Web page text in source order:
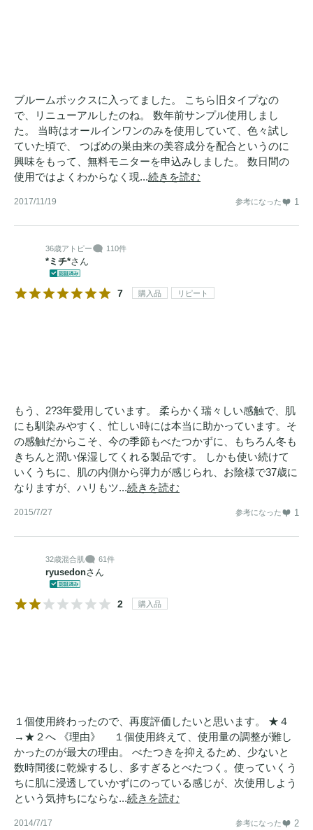
ブルームボックスに入ってました。 こちら旧タイプなの
で、リニューアルしたのね。 数年前サンプル使用しまし
た。 当時はオールインワンのみを使用していて、色々試し
ていた頃で、 つばめの巣由来の美容成分を配合というのに
興味をもって、無料モニターを申込みしました。 数日間の
使用ではよくわからなく現...続きを読む
2017/11/19 参考になった 1
36歳アトピー 110件
*ミチ*さん
7 購入品 リピート
もう、2?3年愛用しています。 柔らかく瑞々しい感触で、肌
にも馴染みやすく、忙しい時には本当に助かっています。そ
の感触だからこそ、今の季節もべたつかずに、もちろん冬も
きちんと潤い保湿してくれる製品です。 しかも使い続けて
いくうちに、肌の内側から弾力が感じられ、お陰様で37歳に
なりますが、ハリもツ...続きを読む
2015/7/27 参考になった 1
32歳混合肌 61件
ryusedonさん
2 購入品
１個使用終わったので、再度評価したいと思います。 ★４
→★２へ 《理由》 １個使用終えて、使用量の調整が難し
かったのが最大の理由。 べたつきを抑えるため、少ないと
数時間後に乾燥するし、多すぎるとべたつく。使っていくう
ちに肌に浸透していかずにのっている感じが、次使用しよう
という気持ちにならな...続きを読む
2014/7/17 参考になった 2